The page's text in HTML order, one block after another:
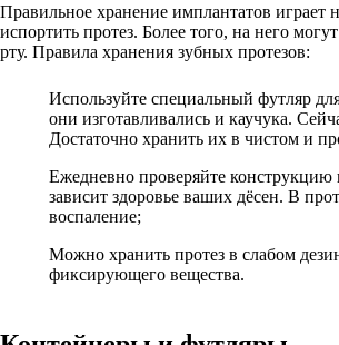
Правильное хранение имплантатов
испортить протез. Более того, на него
рту. Правила хранения зубных протезов:
Используйте специальный футляр
они изготавливались и каучука.
Достаточно хранить их в чистом и
Ежедневно проверяйте конструкцию
зависит здоровье ваших дёсен. В
воспаление;
Можно хранить протез в слабом
фиксирующего вещества.